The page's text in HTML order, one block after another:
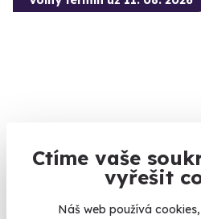
Ctíme vaše
vyřešit
Náš web používá
Zážitková střelba:
Z každé zbraně si zastřílíte
Dačice (okres Jindřichův